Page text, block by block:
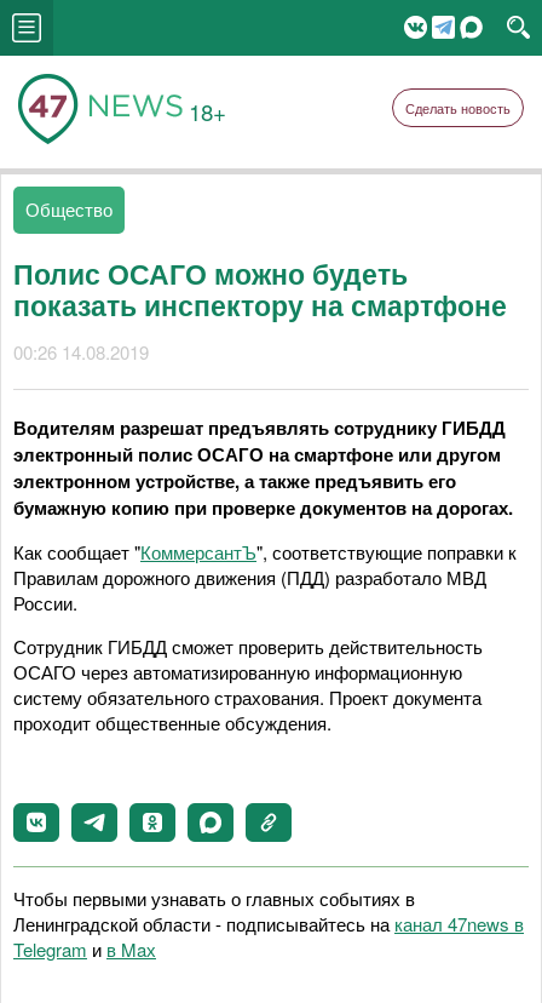
18+ Сделать новость
Общество
Полис ОСАГО можно будеть
показать инспектору на смартфоне
00:26 14.08.2019
Водителям разрешат предъявлять сотруднику ГИБДД
электронный полис ОСАГО на смартфоне или другом
электронном устройстве, а также предъявить его
бумажную копию при проверке документов на дорогах.
Как сообщает "КоммерсантЪ", соответствующие поправки к
Правилам дорожного движения (ПДД) разработало МВД
России.
Сотрудник ГИБДД сможет проверить действительность
ОСАГО через автоматизированную информационную
систему обязательного страхования. Проект документа
проходит общественные обсуждения.
Чтобы первыми узнавать о главных событиях в
Ленинградской области - подписывайтесь на канал 47news в
Telegram и в Maх